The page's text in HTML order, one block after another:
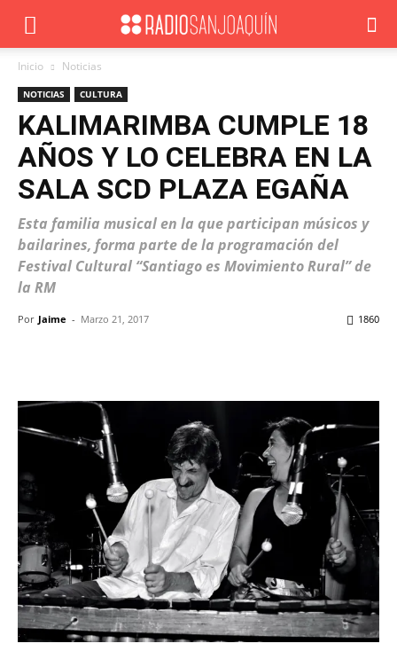
Inicio Noticias
NOTICIAS CULTURA
KALIMARIMBA CUMPLE 18
AÑOS Y LO CELEBRA EN LA
SALA SCD PLAZA EGAÑA
Esta familia musical en la que participan músicos y
bailarines, forma parte de la programación del
Festival Cultural “Santiago es Movimiento Rural” de
la RM
Por Jaime - Marzo 21, 2017 1860